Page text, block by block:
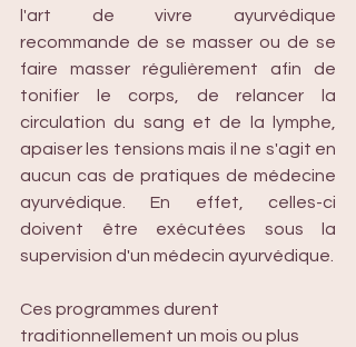
l'art de vivre ayurvédique
recommande de se masser ou de se
faire masser régulièrement afin de
tonifier le corps, de relancer la
circulation du sang et de la lymphe,
apaiser les tensions mais il ne s'agit en
aucun cas de pratiques de médecine
ayurvédique. En effet, celles-ci
doivent être exécutées sous la
supervision d'un médecin ayurvédique.
Ces programmes durent
traditionnellement un mois ou plus